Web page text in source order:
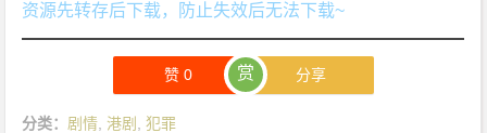
资源先转存后下载，防止失效后无法下载~
赞0 赏 分享
分类： 剧情 ,港剧 ,犯罪